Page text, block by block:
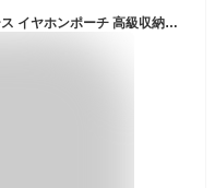
Yinyoo KBEAR BP02 高級イヤホンケース イヤホンポーチ 高級収納ケース イヤホン ポーチ ケース 小物収納ケース PU素材/全面保護/ｘ耐衝撃/防塵性/半防水性 180度開き構造 落下防止 日常生活および外出用多機能キャリーケース